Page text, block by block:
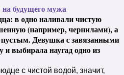
на будущего мужа
в одно наливали чистую
(например, чернилами), а
пустым. Девушка с завязанными
и выбирала наугад одно из
с чистой водой, значит,